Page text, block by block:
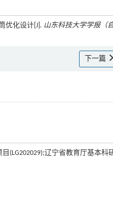
优化设计[J]. 山东科技大学学报（
下一篇
辽宁省教育厅基本科